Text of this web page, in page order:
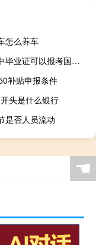
怎么养车
没有高中毕业证可以报考国外大学吗
补贴申报条件
头是什么银行
是否人员流动
☚